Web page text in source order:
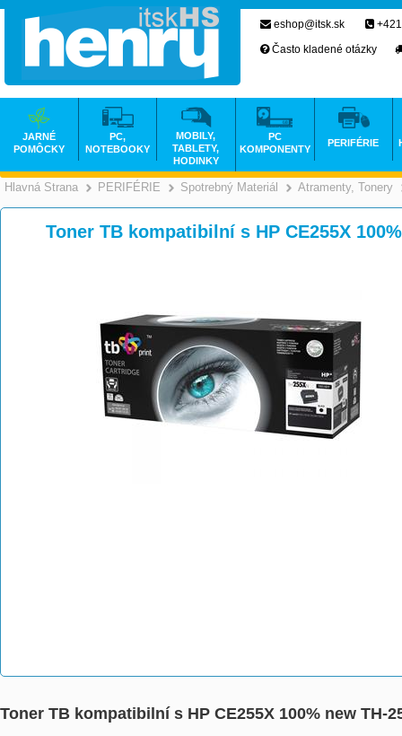
Hlavná Strana >
PERIFÉRIE >
Spotrebný Materiál >
Atramenty, Tonery
Toner TB kompatibilní s HP CE255X
Toner TB kompatibilní s HP CE255X 100% new TH-
eshop@itsk.sk
Často kladené otázky
JARNÉ
POMÔCKY
PC,
NOTEBOOKY
MOBILY,
TABLETY,
HODINKY
PC
KOMPONENTY
PERIFÉRIE